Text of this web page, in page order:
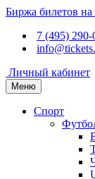
Биржа билетов
7 (495) 290-
Личный кабинет
Меню
Спорт